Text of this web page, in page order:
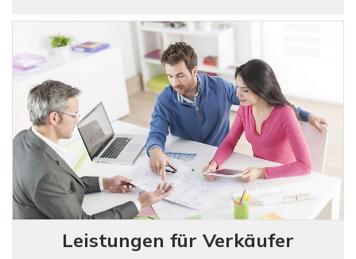
Leistungen für Verkäufer